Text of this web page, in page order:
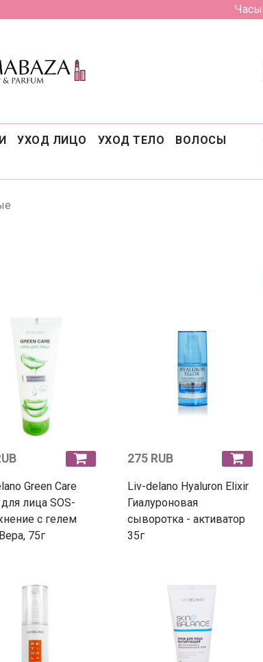
Часы
УХОД ЛИЦО УХОД ТЕЛО
ВОЛОСЫ
Green Care
лица SOS-
с гелем
75г
275 RUB
Liv-delano Hyaluron Elixir
Гиалуроновая
сыворотка - активатор
35г